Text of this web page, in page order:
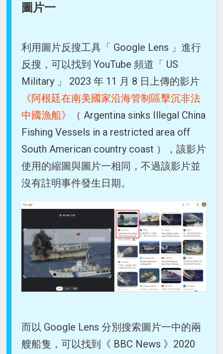
圖片一
利用圖片反搜工具「 Google Lens 」進行
反搜，可以找到 YouTube 頻道「 US
Military 」 2023 年 11 月 8 日上傳的影片
《阿根廷在南美國家沿海管制區擊沉非法
中國漁船》
（ Argentina sinks Illegal China
Fishing Vessels in a restricted area off
South American country coast ），該影片
使用的縮圖與圖片一相同，不過該影片並
沒有註明事件發生日期。
而以 Google Lens 分別搜索圖片一中的兩
艘船隻，可以找到《 BBC News 》2020